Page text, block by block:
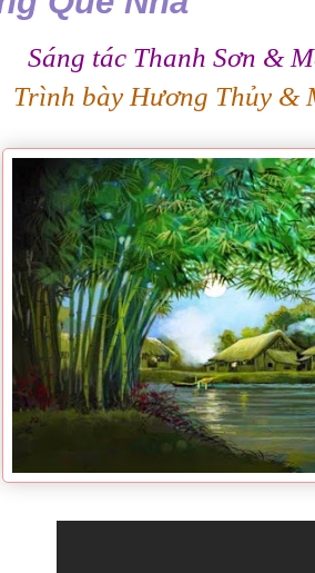
Sáng tác Thanh Sơn &
Trình bày Hương Thủy &